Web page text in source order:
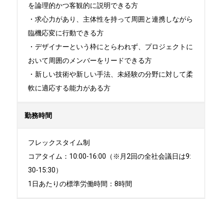
を論理的かつ客観的に説明できる方
・求心力があり、主体性を持って周囲と連携しながら
臨機応変に行動できる方
・デザイナーという枠にとらわれず、プロジェクトに
おいて周囲のメンバーをリードできる方
・新しい技術や新しい手法、未経験の分野に対して柔
軟に適応する能力がある方
勤務時間
フレックスタイム制
コアタイム：10:00-16:00（※月2回の全社会議日は9:
30-15:30）
1日あたりの標準労働時間：8時間